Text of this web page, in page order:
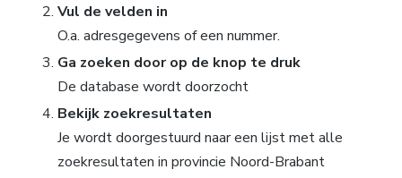
Vul de velden in
O.a. adresgegevens of een nummer.
Ga zoeken door op de knop te druk
De database wordt doorzocht
Bekijk zoekresultaten
Je wordt doorgestuurd naar een lijst met alle
zoekresultaten in provincie Noord-Brabant